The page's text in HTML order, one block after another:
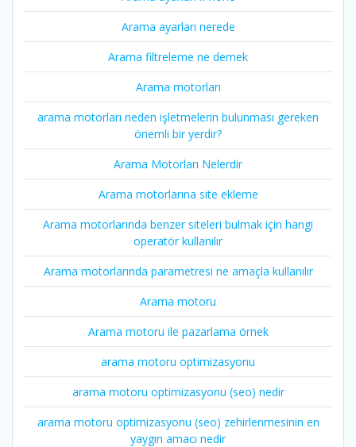
Arama ayarları nerede
Arama filtreleme ne demek
Arama motorları
arama motorları neden işletmelerin bulunması gereken
önemli bir yerdir?
Arama Motorları Nelerdir
Arama motorlarına site ekleme
Arama motorlarında benzer siteleri bulmak için hangi
operatör kullanılır
Arama motorlarında parametresi ne amaçla kullanılır
Arama motoru
Arama motoru ile pazarlama örnek
arama motoru optimizasyonu
arama motoru optimizasyonu (seo) nedir
arama motoru optimizasyonu (seo) zehirlenmesinin en
yaygın amacı nedir